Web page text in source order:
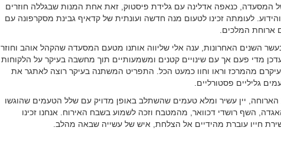
כנאפה אדלינה עם גלידת פיסטוק, זאת אחת המנות שבגללה חוזרים
לעומתה זכינו לטעום מנה חדשה ועונתית של קדאיף גבינת מסקרפונה עם
ארוחת המלכים.
השנים האחרונות, ענה אלי שליווה אותנו מטעם המסעדה שהקהל אוהב וחוזר
מדי פעם אך עם שינויים קטנים ומשמעותיים תוך מחשבה בעיקר על הלקוחות
מהמרכז וראו וחוו כמעט הכל. התפריט המשתנה בעיקר רוצה לאתגר את
גליליים פסטורליים.
הארוחה, יין עשיר ומלא טעמים שהשתלב באופן מדויק עם שלל הטעמים שהוגשו
השף רושדי דכוואר, מהמטבח וזכה לשמוע בשבח האירוח. אנחנו זכינו
חייו עוברת מהידיים אל הצלחת, איש של עשייה שבאה מהלב.